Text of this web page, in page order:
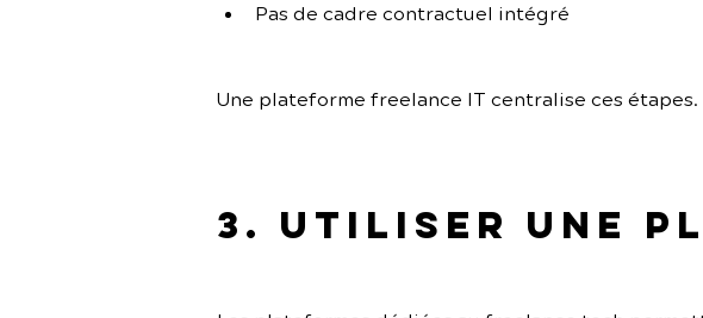
Pas de cadre contractuel intégré
Une plateforme freelance IT centralise ces étapes.
3. Utiliser une